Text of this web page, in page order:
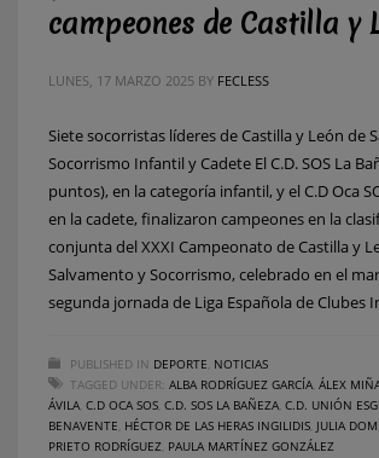
campeones de Castilla y
LUNES, 17 MARZO 2025 BY FECLESS
Siete socorristas líderes de Castilla y León de
Socorrismo Infantil y Cadete El C.D. SOS La
puntos), en la categoría infantil, y el C.D Oca
en la cadete, finalizaron campeones en la
conjunta del XXXI Campeonato de Castilla y
Salvamento y Socorrismo, celebrado en el
segunda jornada de Liga Española de Clubes
PUBLISHED IN DEPORTE NOTICIAS
TAGGED UNDER: ALBA RODRÍGUEZ GARCÍA ÁLEX
ÁVILA C.D OCA SOS C.D. SOS LA BAÑEZA C.D. UNIÓN
BENAVENTE HÉCTOR DE LAS HERAS INGILIDIS JULIA
PRIETO RODRÍGUEZ PAULA MARTÍNEZ GONZÁLEZ